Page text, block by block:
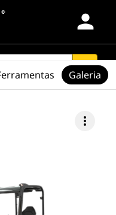
person
search
more_vert
Galeria